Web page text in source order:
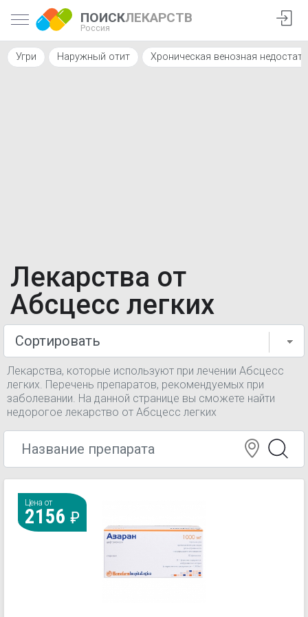
ПОИСКЛЕКАРСТВ
Россия
Угри Наружный отит Хроническая венозная
Лекарства от
Абсцесс легких
Лекарства, которые используют при лечении Абсцесс
легких. Перечень препаратов, рекомендуемых при
заболевании. На данной странице вы сможете найти
недорогое лекарство от Абсцесс легких
Цена от
2156